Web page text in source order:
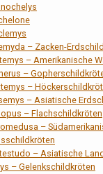
– Zacken-
– Amerikanische
–
–
– Asiatische
– Flachschildkröten
–
– Asiatische
– Gelenkschildkröten